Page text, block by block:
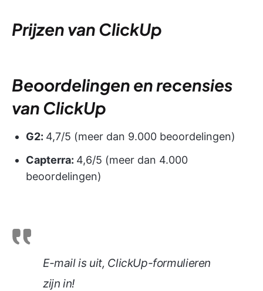
Prijzen van ClickUp
Beoordelingen en recensies
van ClickUp
G2: 4,7/5 (meer dan 9.000 beoordelingen)
Capterra: 4,6/5 (meer dan 4.000
beoordelingen)
E-mail is uit, ClickUp-formulieren
zijn in!